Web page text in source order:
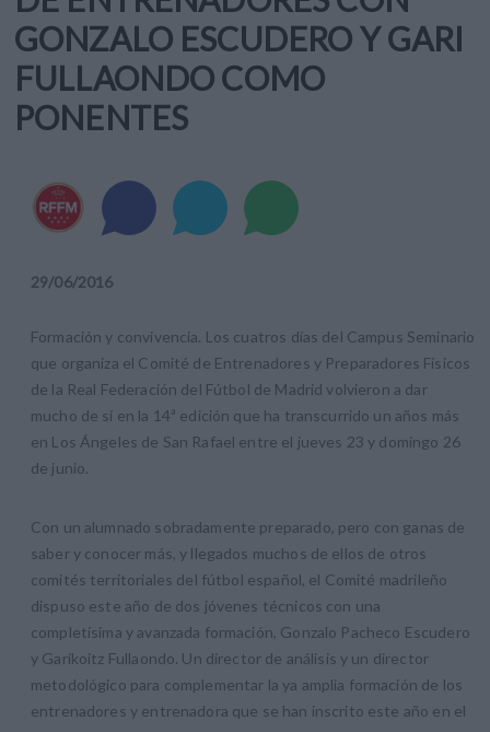
GONZALO ESCUDERO Y GARI
FULLAONDO COMO
PONENTES
29/06/2016
Formación y convivencia. Los cuatros días del Campus Seminario
que organiza el Comité de Entrenadores y Preparadores Físicos
de la Real Federación del Fútbol de Madrid volvieron a dar
mucho de sí en la 14ª edición que ha transcurrido un años más
en Los Ángeles de San Rafael entre el jueves 23 y domingo 26
de junio.
Con un alumnado sobradamente preparado, pero con ganas de
saber y conocer más, y llegados muchos de ellos de otros
comités territoriales del fútbol español, el Comité madrileño
dispuso este año de dos jóvenes técnicos con una
completísima y avanzada formación, Gonzalo Pacheco Escudero
y Garikoitz Fullaondo. Un director de análisis y un director
metodológico para complementar la ya amplia formación de los
entrenadores y entrenadora que se han inscrito este año en el